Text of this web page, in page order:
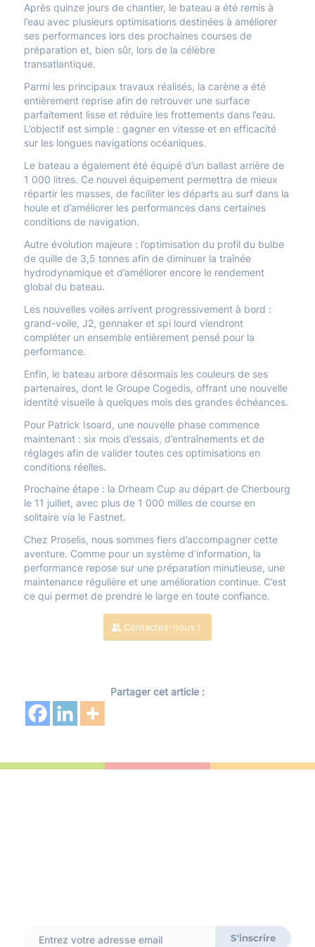
Après quinze jours de chantier, le bateau a été remis à
l’eau avec plusieurs optimisations destinées à améliorer
ses performances lors des prochaines courses de
préparation et, bien sûr, lors de la célèbre
transatlantique.
Parmi les principaux travaux réalisés, la carène a été
entièrement reprise afin de retrouver une surface
parfaitement lisse et réduire les frottements dans l’eau.
L’objectif est simple : gagner en vitesse et en efficacité
sur les longues navigations océaniques.
Le bateau a également été équipé d’un ballast arrière de
1 000 litres. Ce nouvel équipement permettra de mieux
répartir les masses, de faciliter les départs au surf dans la
houle et d’améliorer les performances dans certaines
conditions de navigation.
Autre évolution majeure : l’optimisation du profil du bulbe
de quille de 3,5 tonnes afin de diminuer la traînée
hydrodynamique et d’améliorer encore le rendement
global du bateau.
Les nouvelles voiles arrivent progressivement à bord :
grand-voile, J2, gennaker et spi lourd viendront
compléter un ensemble entièrement pensé pour la
performance.
Enfin, le bateau arbore désormais les couleurs de ses
partenaires, dont le Groupe Cogedis, offrant une nouvelle
identité visuelle à quelques mois des grandes échéances.
Pour Patrick Isoard, une nouvelle phase commence
maintenant : six mois d’essais, d’entraînements et de
réglages afin de valider toutes ces optimisations en
conditions réelles.
Prochaine étape : la Drheam Cup au départ de Cherbourg
le 11 juillet, avec plus de 1 000 milles de course en
solitaire via le Fastnet.
Chez Proselis, nous sommes fiers d’accompagner cette
aventure. Comme pour un système d’information, la
performance repose sur une préparation minutieuse, une
maintenance régulière et une amélioration continue. C’est
ce qui permet de prendre le large en toute confiance.
Contactez-nous !
Partager cet article :